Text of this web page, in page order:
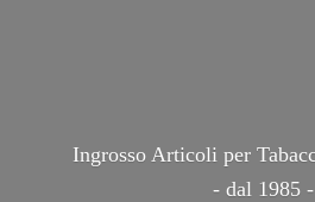
Ingrosso Articoli per
- dal 1985 -